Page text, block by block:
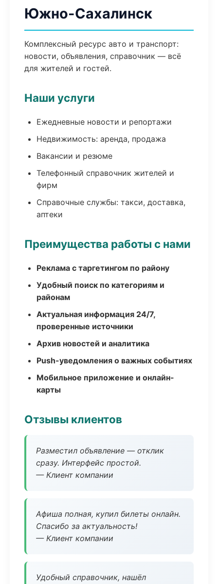
Южно-Сахалинск
Комплексный ресурс авто и транспорт:
новости, объявления, справочник — всё
для жителей и гостей.
Наши услуги
Ежедневные новости и репортажи
Недвижимость: аренда, продажа
Вакансии и резюме
Телефонный справочник жителей и
фирм
Справочные службы: такси, доставка,
аптеки
Преимущества работы с нами
Реклама с таргетингом по району
Удобный поиск по категориям и
районам
Актуальная информация 24/7,
проверенные источники
Архив новостей и аналитика
Push-уведомления о важных событиях
Мобильное приложение и онлайн-
карты
Отзывы клиентов
Разместил объявление — отклик
сразу. Интерфейс простой.
— Клиент компании
Афиша полная, купил билеты онлайн.
Спасибо за актуальность!
— Клиент компании
Удобный справочник, нашёл